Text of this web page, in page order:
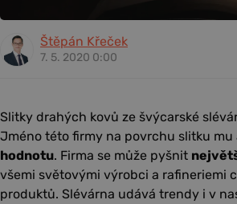
Štěpán Křeček
7. 5. 2020 0:00
Slitky drahých kovů ze švýcarské
Jméno této firmy na povrchu slitku
hodnotu. Firma se může pyšnit
všemi světovými výrobci a rafineriemi
produktů. Slévárna udává trendy i v